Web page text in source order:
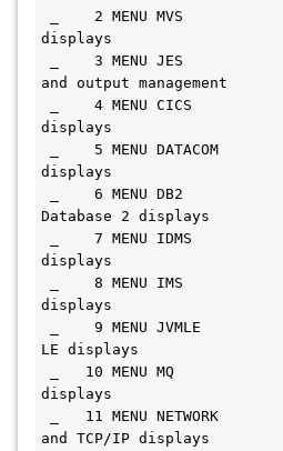
_    2 MENU MVS
_    3 MENU JES
and output
_    4 MENU CICS
_    5 MENU DATACOM
_    6
Database 2
_    7 MENU IDMS
_    8 MENU IMS
_    9 MENU JVMLE
LE
_   10 MENU MQ
_   11 MENU NETWORK
and TCP/IP